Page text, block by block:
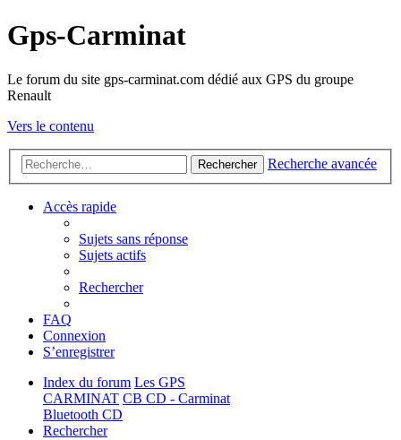
Gps-Carminat
Le forum du site gps-carminat.com dédié aux GPS du groupe
Renault
Vers le contenu
Rechercher Recherche avancée
Accès rapide
Sujets sans réponse
Sujets actifs
Rechercher
FAQ
Connexion
S’enregistrer
Index du forum Les GPS
CARMINAT CB CD - Carminat
Bluetooth CD
Rechercher